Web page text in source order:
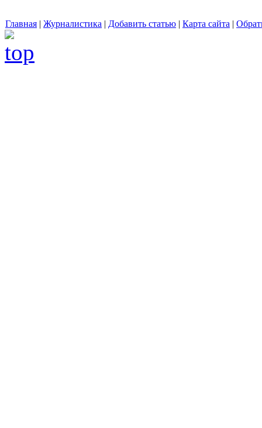
Главная | Журналистика | Добавить статью | Карта сайта |